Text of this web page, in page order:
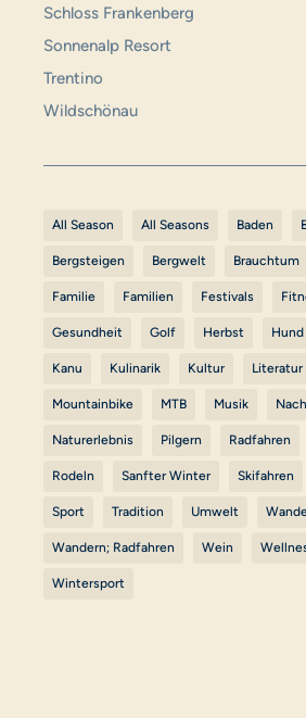
Schloss Frankenberg
Sonnenalp Resort
Trentino
Wildschönau
All Season All Seasons Baden
Bergsteigen Bergwelt Brauchtum
Familie Familien Festivals
Gesundheit Golf Herbst Hund
Kanu Kulinarik Kultur Literatur
Mountainbike MTB Musik
Naturerlebnis Pilgern Radfahren
Rodeln Sanfter Winter Skifahren
Sport Tradition Umwelt
Wandern; Radfahren Wein
Wintersport